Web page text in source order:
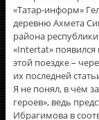
«Татар-информ»
деревню Ахмета
района
«Intertat» появился
этой поездке –
их последней
Я не понял, в чëм
героев», ведь
Ибрагимова в